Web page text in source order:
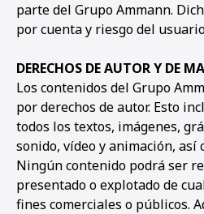
parte del Grupo Ammann.
por cuenta y riesgo del
DERECHOS DE AUTOR Y DE
Los contenidos del Grupo
por derechos de autor. Esto
todos los textos, imágenes,
sonido, vídeo y animación, así
Ningún contenido podrá ser
presentado o explotado de
fines comerciales o públicos.